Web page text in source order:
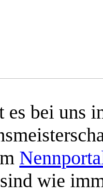
es bei uns
wie